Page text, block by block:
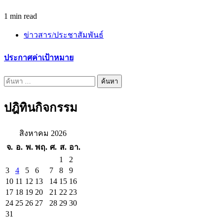
1 min read
ข่าวสาร/ประชาสัมพันธ์
ประกาศค่าเป้าหมาย
ค้นหา
ปฎิทินกิจกรรม
สิงหาคม 2026
จ. อ. พ. พฤ. ศ. ส. อา.
1
2
3
4 5 6 7 8
9
10 11 12 13 14 15 16
17 18 19 20 21 22 23
24 25 26 27 28 29 30
31